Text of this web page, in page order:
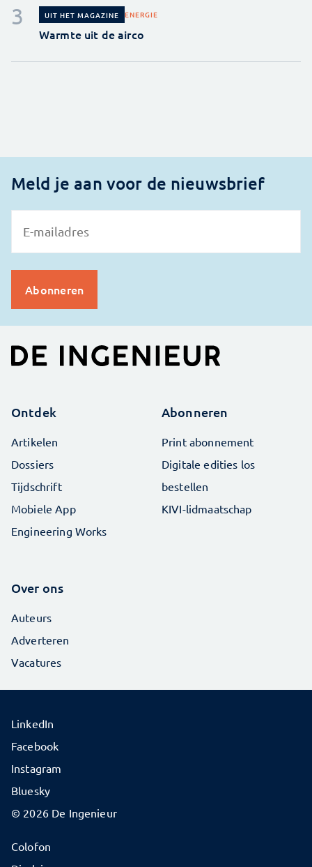
UIT HET MAGAZINE ENERGIE
Warmte uit de airco
Meld je aan voor de nieuwsbrief
Ontdek
Artikelen
Dossiers
Tijdschrift
Mobiele App
Engineering Works
Abonneren
Print abonnement
Digitale edities los
bestellen
KIVI-lidmaatschap
Over ons
Auteurs
Adverteren
Vacatures
© 2026 De Ingenieur
Colofon
LinkedIn
Facebook
Instagram
Bluesky